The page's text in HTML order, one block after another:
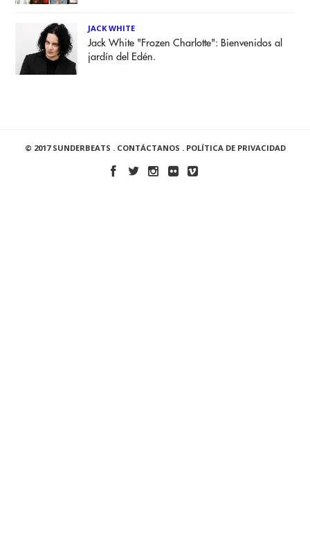
JACK WHITE
Jack White "Frozen Charlotte": Bienvenidos al
jardín del Edén.
© 2017 SUNDERBEATS . CONTÁCTANOS . POLÍTICA DE PRIVACIDAD